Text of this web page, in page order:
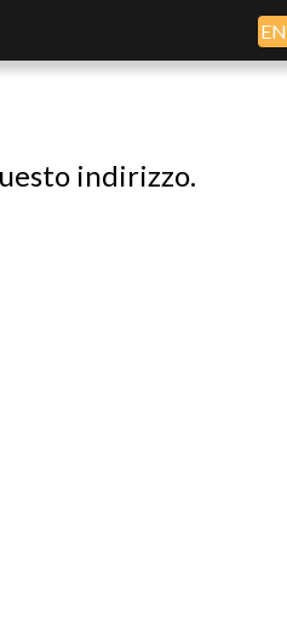
EN
indirizzo.